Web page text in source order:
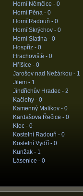
Horní Němčice - 0
Horní Pěna - 0
Horní Radouň - 0
Horní Skrýchov - 0
Horní Slatina - 0
Hospříz - 0
Hrachoviště - 0
Hříšice - 0
Jarošov nad Nežárkou - 1
Jilem - 1
Jindřichův Hradec - 2
Kačlehy - 0
Kamenný Malíkov - 0
Kardašova Řečice - 0
Klec - 0
Kostelní Radouň - 0
Kostelní Vydří - 0
Kunžak - 1
Lásenice - 0